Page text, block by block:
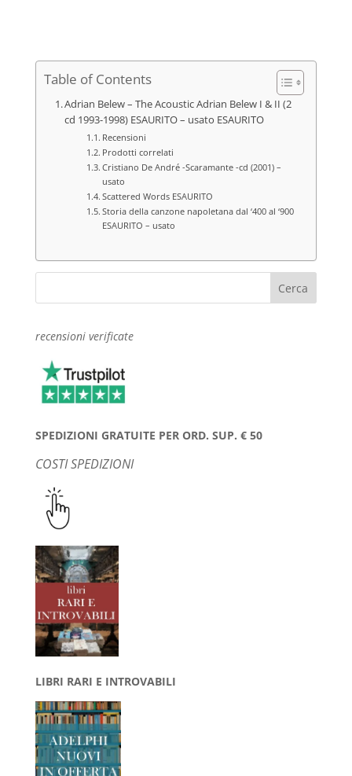
Table of Contents
Adrian Belew – The Acoustic Adrian Belew I & II (2
cd 1993-1998) ESAURITO – usato ESAURITO
Recensioni
Prodotti correlati
Cristiano De André -Scaramante -cd (2001) –
usato
Scattered Words ESAURITO
Storia della canzone napoletana dal ‘400 al ‘900
ESAURITO – usato
recensioni verificate
SPEDIZIONI GRATUITE PER ORD. SUP. € 50
COSTI SPEDIZIONI
LIBRI RARI E INTROVABILI